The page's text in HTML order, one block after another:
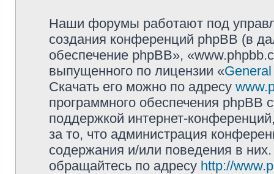
Наши форумы работают под
создания конференций phpBB (в
обеспечение phpBB»,
выпущенного по лицензии «
Скачать его можно по адресу
программного обеспечения phpBB
поддержкой интернет-
за то, что администрация
содержания и/или поведения в
обращайтесь по адресу http://